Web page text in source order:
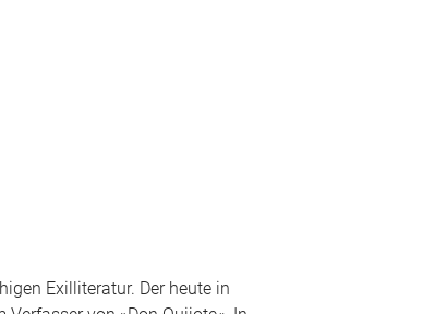
Exilliteratur. Der heute in